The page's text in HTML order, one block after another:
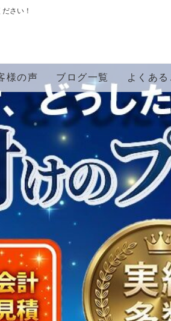
さい！
様の声 ブログ一覧 よくある